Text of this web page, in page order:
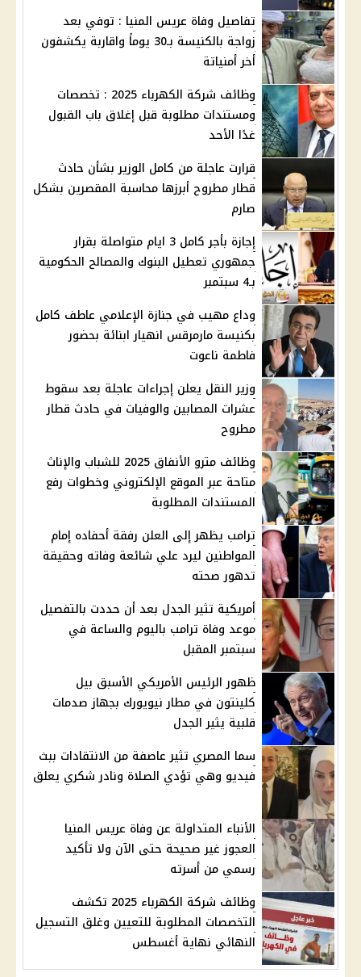
تفاصيل وفاة عريس المنيا : توفي بعد
زواجة بالكنيسة بـ30 يوماً واقاربة يكشفون
أخر أمنياتة
وظائف شركة الكهرباء 2025 : تخصصات
ومستندات مطلوبة قبل إغلاق باب القبول
غدًا الأحد
قرارت عاجلة من كامل الوزير بشأن حادث
قطار مطروح أبرزها محاسبة المقصرين بشكل
صارم
إجازة بأجر كامل 3 ايام متواصلة بقرار
جمهوري تعطيل البنوك والمصالح الحكومية
بـ4 سبتمبر
وداع مهيب في جنازة الإعلامي عاطف كامل
بكنيسة مارمرقس انهيار ابنائة بحضور
فاطمة ناعوت
وزير النقل يعلن إجراءات عاجلة بعد سقوط
عشرات المصابين والوفيات في حادث قطار
مطروح
وظائف مترو الأنفاق 2025 للشباب والإناث
متاحة عبر الموقع الإلكتروني وخطوات رفع
المستندات المطلوبة
ترامب يظهر إلى العلن رفقة أحفاده إمام
المواطنين ليرد علي شائعة وفاته وحقيقة
تدهور صحته
أمريكية تثير الجدل بعد أن حددت بالتفصيل
موعد وفاة ترامب باليوم والساعة في
سبتمبر المقبل
ظهور الرئيس الأمريكي الأسبق بيل
كلينتون في مطار نيويورك بجهاز صدمات
قلبية يثير الجدل
سما المصري تثير عاصفة من الانتقادات ببث
فيديو وهي تؤدي الصلاة ونادر شكري يعلق
الأنباء المتداولة عن وفاة عريس المنيا
العجوز غير صحيحة حتى الآن ولا تأكيد
رسمي من أسرته
وظائف شركة الكهرباء 2025 تكشف
التخصصات المطلوبة للتعيين وغلق التسجيل
النهائي نهاية أغسطس